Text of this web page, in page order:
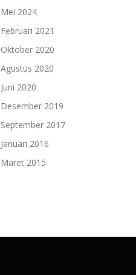
Mei 2024
Februari 2021
Oktober 2020
Agustus 2020
Juni 2020
Desember 2019
September 2017
Januari 2016
Maret 2015